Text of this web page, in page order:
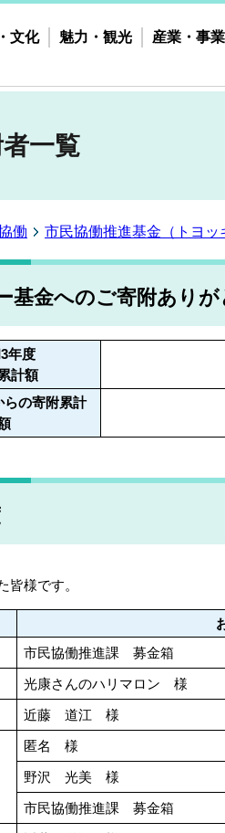
文化 魅力・観光 産業・事業
一覧
働 市民協働推進基金（トヨッ
基金へのご寄附ありが
年度
計額
らの寄附累計
皆様です。
市民協働推進課 募金箱
光康さんのハリマロン 様
近藤 道江 様
匿名 様
野沢 光美 様
市民協働推進課 募金箱